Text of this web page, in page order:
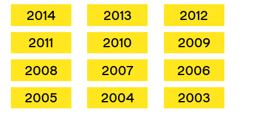
2014
2013
2012
2011
2010
2009
2008
2007
2006
2005
2004 2003